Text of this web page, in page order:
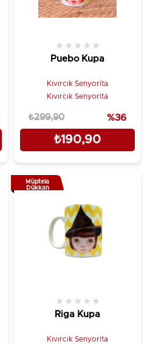
Puebo Kupa
★ ★ ★ ★ ★
Kıvırcık Senyorita
Kıvırcık Senyorita
₺190,90
₺299,90 %36
Riga Kupa
★ ★ ★ ★ ★
Kıvırcık Senyorita
Müptela
Dükkan